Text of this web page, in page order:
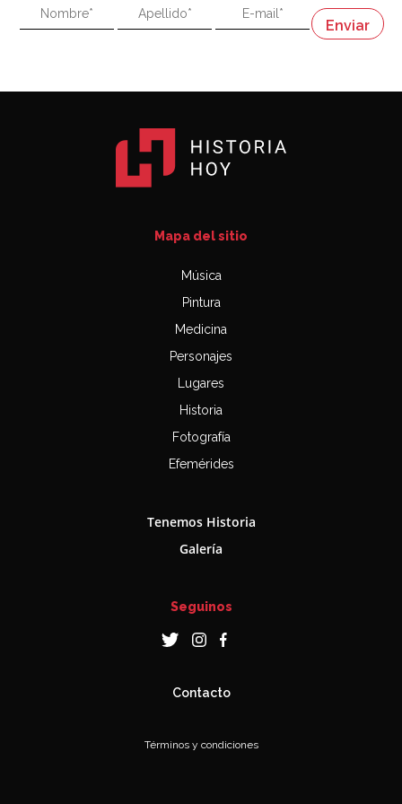
"En política, la estupidez no es una desventaja"
Napoleón
Mapa del sitio
Música
Pintura
Medicina
Personajes
Lugares
Historia
Fotografía
Efemérides
Tenemos Historia
Galería
Seguinos
Contacto
Términos y condiciones